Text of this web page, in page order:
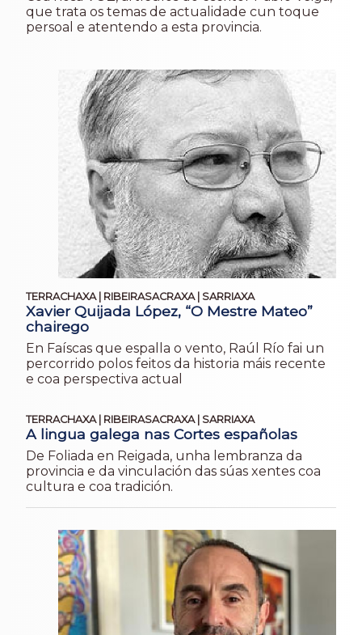
que trata os temas de actualidade cun toque
persoal e atentendo a esta provincia.
TERRACHAXA | RIBEIRASACRAXA | SARRIAXA
Xavier Quijada López, “O Mestre Mateo”
chairego
En Faíscas que espalla o vento, Raúl Río fai un
percorrido polos feitos da historia máis recente
e coa perspectiva actual
TERRACHAXA | RIBEIRASACRAXA | SARRIAXA
A lingua galega nas Cortes españolas
De Foliada en Reigada, unha lembranza da
provincia e da vinculación das súas xentes coa
cultura e coa tradición.